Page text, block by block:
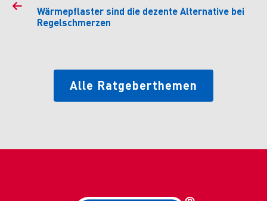

Wärmepflaster sind die dezente Alternative bei
Regelschmerzen
Alle Ratgeberthemen